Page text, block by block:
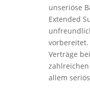
unseriöse
Extended
vorbereitet.
Verträge
allem